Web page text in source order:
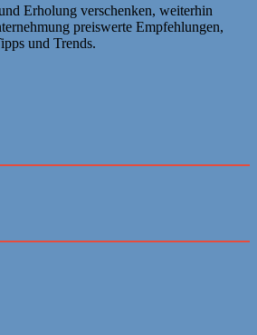
Erholung verschenken, weiterhin
preiswerte Empfehlungen,
und Trends.